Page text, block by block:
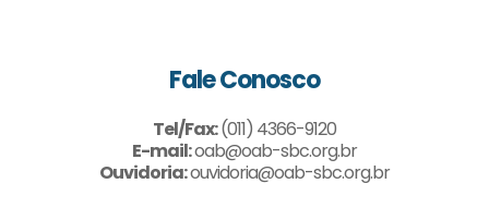
Fale Conosco
Tel/Fax:(011) 4366-9120
E-mail:oab@oab-sbc.org.br
Ouvidoria:ouvidoria@oab-sbc.org.br